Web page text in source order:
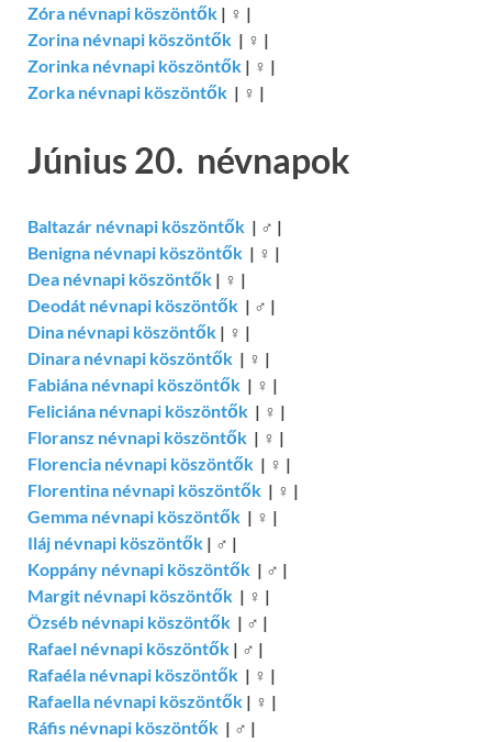
Zóra névnapi köszöntők | ♀ |
Zorina névnapi köszöntők | ♀ |
Zorinka névnapi köszöntők | ♀ |
Zorka névnapi köszöntők | ♀ |
Június 20. névnapok
Baltazár névnapi köszöntők | ♂ |
Benigna névnapi köszöntők | ♀ |
Dea névnapi köszöntők | ♀ |
Deodát névnapi köszöntők | ♂ |
Dina névnapi köszöntők | ♀ |
Dinara névnapi köszöntők | ♀ |
Fabiána névnapi köszöntők | ♀ |
Feliciána névnapi köszöntők | ♀ |
Floransz névnapi köszöntők | ♀ |
Florencia névnapi köszöntők | ♀ |
Florentina névnapi köszöntők | ♀ |
Gemma névnapi köszöntők | ♀ |
Iláj névnapi köszöntők | ♂ |
Koppány névnapi köszöntők | ♂ |
Margit névnapi köszöntők | ♀ |
Özséb névnapi köszöntők | ♂ |
Rafael névnapi köszöntők | ♂ |
Rafaéla névnapi köszöntők | ♀ |
Rafaella névnapi köszöntők | ♀ |
Ráfis névnapi köszöntők | ♂ |